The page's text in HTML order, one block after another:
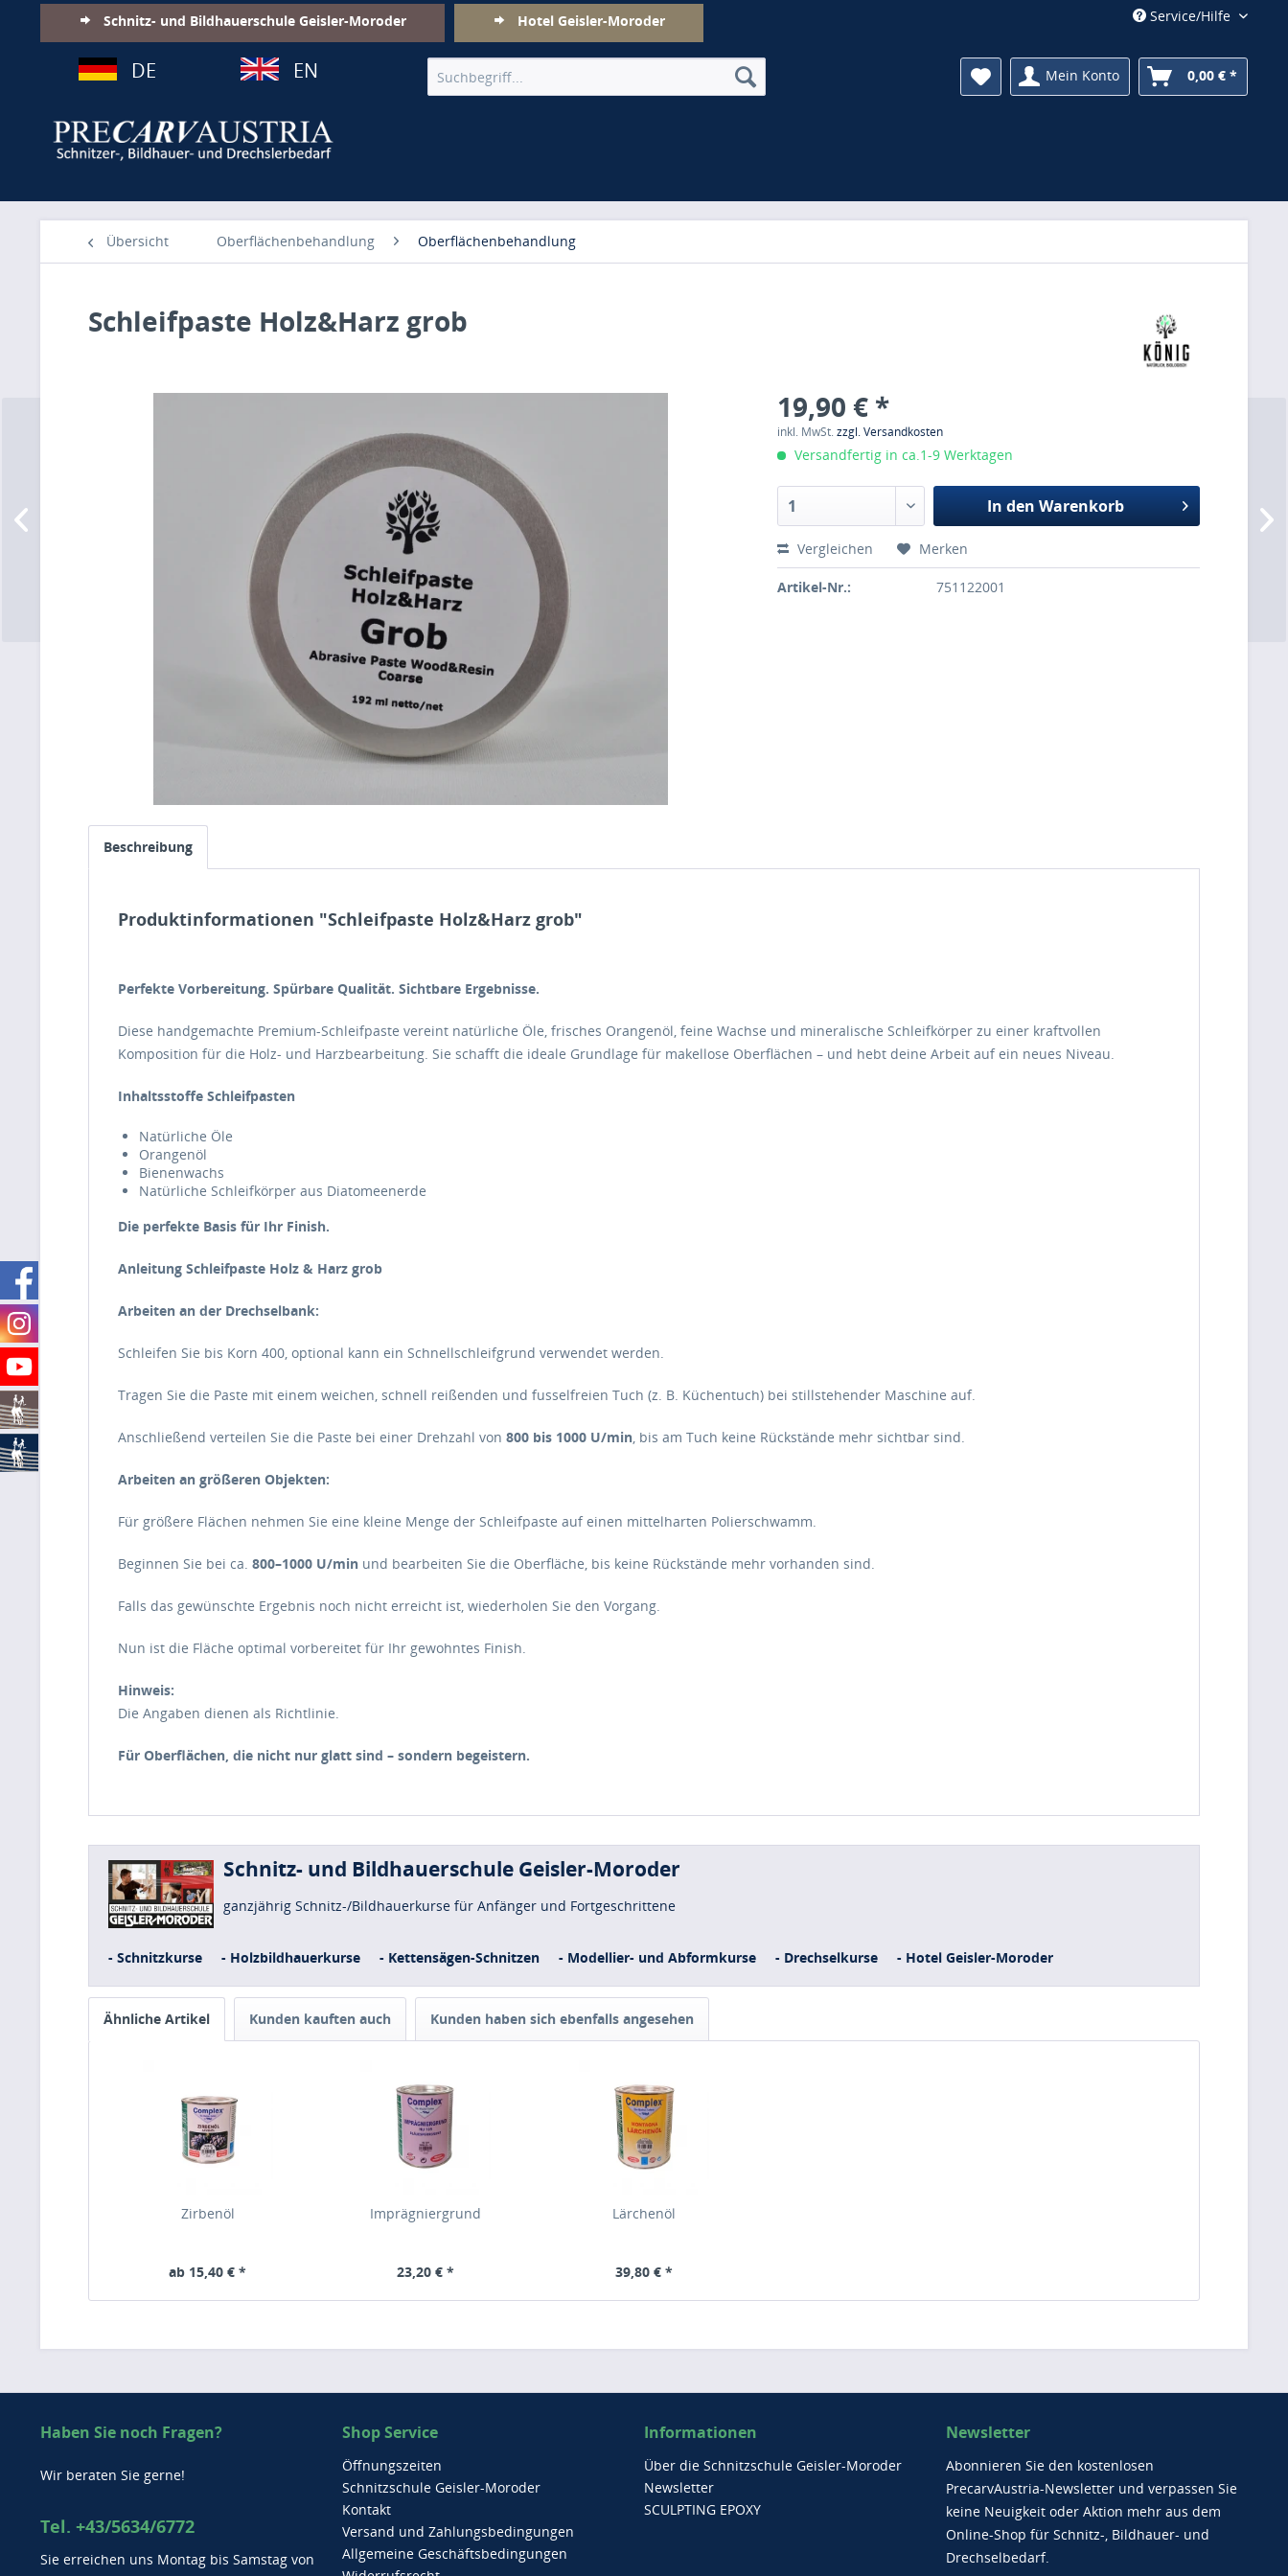
Schnitz- und Bildhauerschule Geisler-Moroder Hotel Geisler-Moroder Service/Hilfe
DE EN Mein Konto 0,00 € *
Übersicht Oberflächenbehandlung Oberflächenbehandlung
Schleifpaste Holz&Harz grob
19,90 € *
inkl. MwSt.zzgl. Versandkosten
Versandfertig in ca.1-9 Werktagen
In den Warenkorb
Vergleichen Merken
Artikel-Nr.: 751122001
Beschreibung
Produktinformationen "Schleifpaste Holz&Harz grob"
Perfekte Vorbereitung. Spürbare Qualität. Sichtbare Ergebnisse.
Diese handgemachte Premium-Schleifpaste vereint natürliche Öle, frisches Orangenöl, feine Wachse und mineralische Schleifkörper zu einer kraftvollen
Komposition für die Holz- und Harzbearbeitung. Sie schafft die ideale Grundlage für makellose Oberflächen – und hebt deine Arbeit auf ein neues Niveau.
Inhaltsstoffe Schleifpasten
Natürliche Öle
Orangenöl
Bienenwachs
Natürliche Schleifkörper aus Diatomeenerde
Die perfekte Basis für Ihr Finish.
Anleitung Schleifpaste Holz & Harz grob
Arbeiten an der Drechselbank:
Schleifen Sie bis Korn 400, optional kann ein Schnellschleifgrund verwendet werden.
Tragen Sie die Paste mit einem weichen, schnell reißenden und fusselfreien Tuch (z. B. Küchentuch) bei stillstehender Maschine auf.
Anschließend verteilen Sie die Paste bei einer Drehzahl von 800 bis 1000 U/min, bis am Tuch keine Rückstände mehr sichtbar sind.
Arbeiten an größeren Objekten:
Für größere Flächen nehmen Sie eine kleine Menge der Schleifpaste auf einen mittelharten Polierschwamm.
Beginnen Sie bei ca. 800–1000 U/min und bearbeiten Sie die Oberfläche, bis keine Rückstände mehr vorhanden sind.
Falls das gewünschte Ergebnis noch nicht erreicht ist, wiederholen Sie den Vorgang.
Nun ist die Fläche optimal vorbereitet für Ihr gewohntes Finish.
Hinweis:
Die Angaben dienen als Richtlinie.
Für Oberflächen, die nicht nur glatt sind – sondern begeistern.
Schnitz- und Bildhauerschule Geisler-Moroder
ganzjährig Schnitz-/Bildhauerkurse für Anfänger und Fortgeschrittene
- Schnitzkurse - Holzbildhauerkurse - Kettensägen-Schnitzen - Modellier- und Abformkurse - Drechselkurse - Hotel Geisler-Moroder
Ähnliche Artikel Kunden kauften auch Kunden haben sich ebenfalls angesehen
Zirbenöl
ab 15,40 € *
Imprägniergrund
23,20 € *
Lärchenöl
39,80 € *
Haben Sie noch Fragen?
Wir beraten Sie gerne!
Tel. +43/5634/6772
Sie erreichen uns Montag bis Samstag von
Shop Service
Öffnungszeiten
Schnitzschule Geisler-Moroder
Kontakt
Versand und Zahlungsbedingungen
Allgemeine Geschäftsbedingungen
Informationen
Über die Schnitzschule Geisler-Moroder
Newsletter
SCULPTING EPOXY
Newsletter
Abonnieren Sie den kostenlosen
PrecarvAustria-Newsletter und verpassen Sie
keine Neuigkeit oder Aktion mehr aus dem
Online-Shop für Schnitz-, Bildhauer- und
Drechselbedarf.